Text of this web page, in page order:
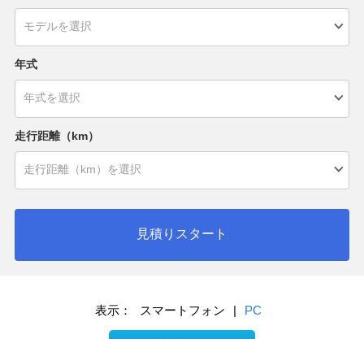
年式
走行距離（km）
見積りスタート
表示： スマートフォン | PC